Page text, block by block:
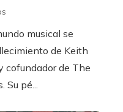
musical se
de Keith
cofundador de The
Su pé...